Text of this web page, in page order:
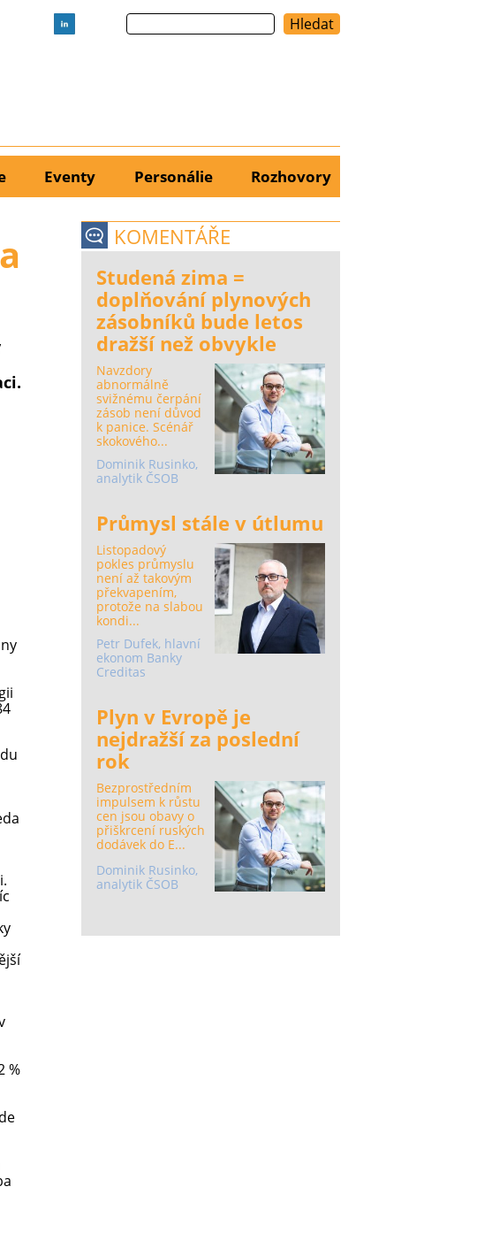
Hledat
Eventy Personálie Rozhovory
%
KOMENTÁŘE
Studená zima =
doplňování plynových
zásobníků bude letos
dražší než obvykle
Navzdory
abnormálně
svižnému čerpání
zásob není důvod
k panice. Scénář
skokového...
Dominik Rusinko,
analytik ČSOB
Průmysl stále v útlumu
Listopadový
pokles průmyslu
není až takovým
překvapením,
protože na slabou
kondi...
Petr Dufek, hlavní
ekonom Banky
Creditas
Plyn v Evropě je
nejdražší za poslední
rok
Bezprostředním
impulsem k růstu
cen jsou obavy o
přiškrcení ruských
dodávek do E...
Dominik Rusinko,
analytik ČSOB